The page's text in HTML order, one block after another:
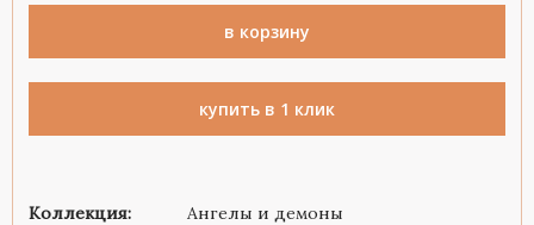
в корзину
купить в 1 клик
Коллекция:
Ангелы и демоны